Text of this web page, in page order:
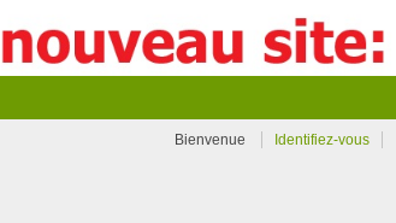
Bienvenue Identifiez-vous